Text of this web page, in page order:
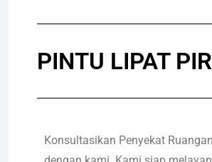
PINTU LIPAT
Konsultasikan Penyekat